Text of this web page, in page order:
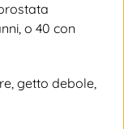
o 40 con
getto debole,